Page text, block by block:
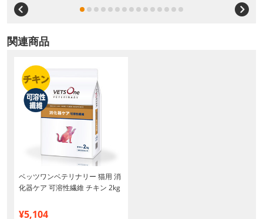
関連商品
ベッツワンベテリナリー 猫用 消
化器ケア 可溶性繊維 チキン 2kg
¥5,104